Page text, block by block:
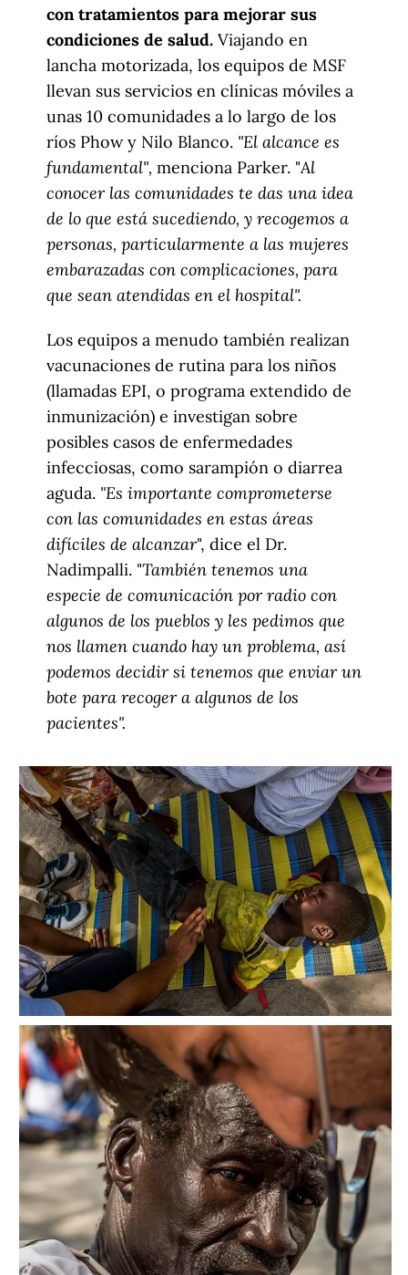
UN HOSPITAL EN EL PANTANObyMédicos Sin Fronteras
MéxicoonEXPOSURE
Refugiados Acceso a la salud
Compartir
Conoce más
RELACIONADO
MSF pide la evacuación médica de heridos de guerra sirios
hacia el norte de Jordania
RELACIONADO
Malawi: más de 5,000 mozambiqueños necesitados de ayuda
RELACIONADO
MSF pide a Moderna que comparta su tecnología
coincidiendo con la publicación de los resultados de ventas
astronómicas de la farmacéutica en el tercer trimestre
4 de noviembre de 2021
Un paso firme y positivo hacia unos medicamentos más
asequibles para todos
30 de mayo de 2019
Contacto
(+52) 55-52-56-41-39
recepcion@mexico.msf.org
Fernando Montes de Oca 56, Col. Condesa, Ciudad de
México
Si tu consulta es sobre donaciones o eres donante
800-267-36-39
(+52) 55-79-00-79-67
atencionadonantes@mexico.msf.org
Otros sitios de MSF
Médicos Sin Fronteras en México, A.C. cuenta con autorización
para recibir donativos deducibles de conformidad con la Ley
del Impuesto sobre la Renta, y está afiliada al Centro Mexicano
para la Filantropía (CEMEFI) en México. 2026.